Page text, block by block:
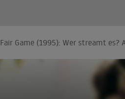
Fair Game (1995): Wer streamt es?